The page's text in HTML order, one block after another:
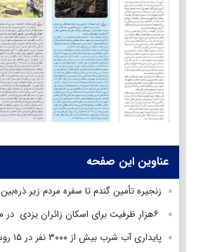
عناوین این صفحه
زنجیره تأمین گندم تا سفره مردم زیر ذره‌بین
پایداری آب شرب بیش از ۳۰۰۰ نفر در ۱۵ روستای کرمانشاه